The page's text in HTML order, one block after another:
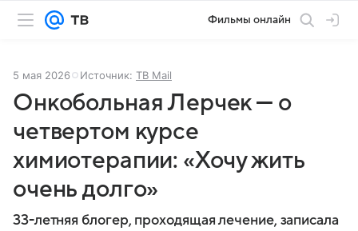
Фильмы онлайн
5 мая 2026 Источник: ТВ Mail
Онкобольная Лерчек — о
четвертом курсе
химиотерапии: «Хочу жить
очень долго»
33-летняя блогер, проходящая лечение, записала